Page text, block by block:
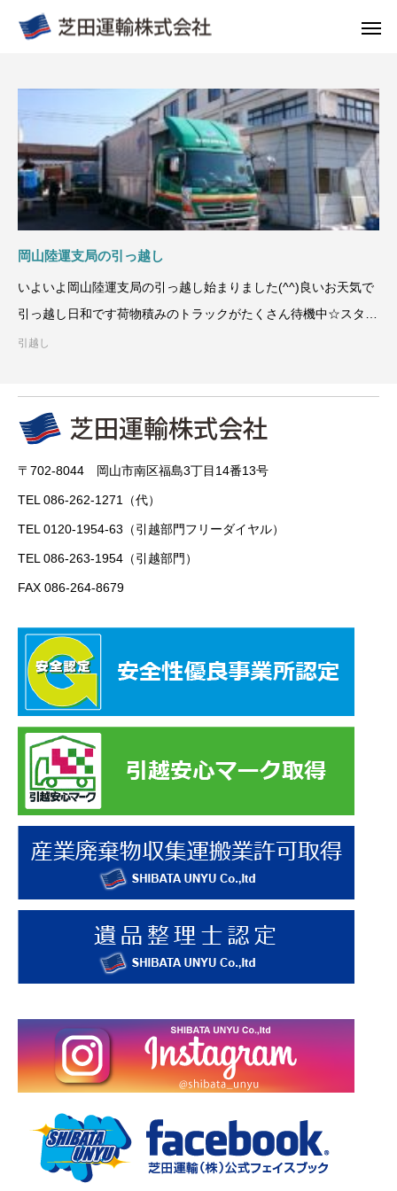
岡山陸運支局の引っ越し
いよいよ岡山陸運支局の引っ越し始まりました(^^)良いお天気で
引っ越し日和です荷物積みのトラックがたくさん待機中☆スタッ
フ頑張っ
引越し
〒702-8044 岡山市南区福島3丁目14番13号
TEL 086-262-1271（代）
TEL 0120-1954-63（引越部門フリーダイヤル）
TEL 086-263-1954（引越部門）
FAX 086-264-8679